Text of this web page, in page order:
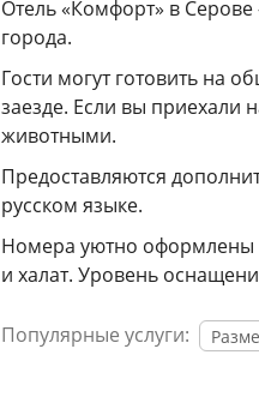
Отель «Комфорт» в
города.
Гости могут готовить на
заезде. Если вы приехали
животными.
Предоставляются
русском языке.
Номера уютно оформлены
и халат. Уровень
Популярные услуги: